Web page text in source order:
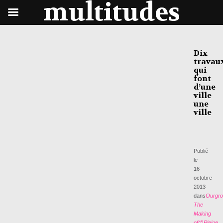
Dix
qui
font
d’une
ville
une
ville
Publié
le
16
octobre
2013
dans
The
Making
multitudes